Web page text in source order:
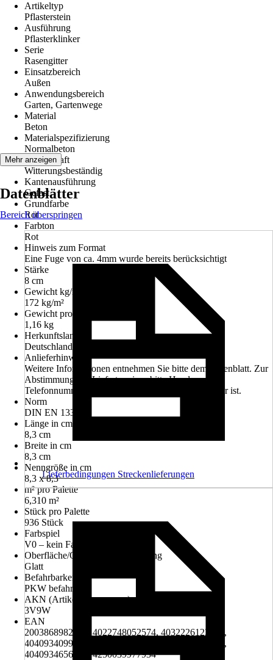
Artikeltyp
Pflasterstein
Ausführung
Pflasterklinker
Serie
Rasengitter
Einsatzbereich
Außen
Anwendungsbereich
Garten, Gartenwege
Material
Beton
Materialspezifizierung
Normalbeton
Eigenschaft
Witterungsbeständig
Kantenausführung
Gefast
Grundfarbe
Rot
Farbton
Rot
Hinweis zum Format
Eine Fuge von ca. 4mm wurde bereits berücksichtigt
Stärke
8 cm
Gewicht kg/m²
172 kg/m²
Gewicht pro Stück
1,16 kg
Herkunftsland
Deutschland
Anlieferhinweis
Weitere Informationen entnehmen Sie bitte dem Datenblatt. Zur
Abstimmung des Liefertermines bitte Handy- oder
Telefonnummer angeben, welche tagsüber erreichbar ist.
Norm
DIN EN 1338
Länge in cm
8,3 cm
Breite in cm
8,3 cm
Nenngröße in cm
8,3 x 8,3
m² pro Palette
6,310 m²
Stück pro Palette
936 Stück
Farbspiel
V0 – kein Farbspiel
Oberfläche/Oberflächenbehandlung
Glatt
Befahrbarkeit
PKW befahrbar
AKN (Artikelkurznummer)
3V9W
EAN
2003868982004, 4022748052574, 4032226123610,
4040934099967, 4040934154239, 4040934195652,
4040934656108, 4250039977934
Mehr anzeigen
Datenblätter
Bereich überspringen
Lieferbedingungen Streckenlieferungen